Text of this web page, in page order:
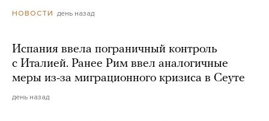
НОВОСТИ день назад
Испания ввела пограничный контроль
с Италией. Ранее Рим ввел аналогичные
меры из-за миграционного кризиса в Сеуте
день назад